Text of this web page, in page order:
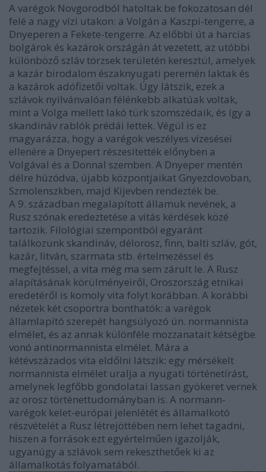
A varégok Novgorodból hatoltak be fokozatosan dél
felé a nagy vízi utakon: a Volgán a Kaszpi-tengerre, a
Dnyeperen a Fekete-tengerre. Az előbbi út a harcias
bolgárok és kazárok országán át vezetett, az utóbbi
különböző szláv törzsek területén keresztül, amelyek
a kazár birodalom északnyugati peremén laktak és
a kazárok adófizetői voltak. Úgy látszik, ezek a
szlávok nyilvánvalóan félénkebb alkatúak voltak,
mint a Volga mellett lakó türk szomszédaik, és így a
skandináv rablók prédái lettek. Végül is ez
magyarázza, hogy a varégok veszélyes vízesései
ellenére a Dnyepert részesítették előnyben a
Volgával és a Donnal szemben. A Dnyeper mentén
délre húzódva, újabb központjaikat Gnyezdovoban,
Szmolenszkben, majd Kijevben rendezték be.
A 9. században megalapított államuk nevének, a
Rusz szónak eredeztetése a vitás kérdések közé
tartozik. Filológiai szempontból egyaránt
találkozunk skandináv, délorosz, finn, balti szláv, gót,
kazár, litván, szarmata stb. értelmezéssel és
megfejtéssel, a vita még ma sem zárult le. A Rusz
alapításának körülményeiről, Oroszország etnikai
eredetéről is komoly vita folyt korábban. A korábbi
nézetek két csoportra bonthatók: a varégok
államlapító szerepét hangsúlyozó ún. normannista
elmélet, és az annak különféle mozzanatait kétségbe
vonó antinormannista elmélet. Mára a
kétévszázados vita eldőlni látszik: egy mérsékelt
normannista elmélet uralja a nyugati történetírást,
amelynek legfőbb gondolatai lassan gyökeret vernek
az orosz történettudományban is. A normann-
varégok kelet-európai jelenlétét és államalkotó
részvételét a Rusz létrejöttében nem lehet tagadni,
hiszen a források ezt egyértelműen igazolják,
ugyanúgy a szlávok sem rekeszthetőek ki az
államalkotás folyamatából.